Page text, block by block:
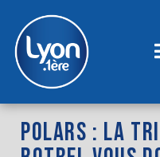
POLARS : LA